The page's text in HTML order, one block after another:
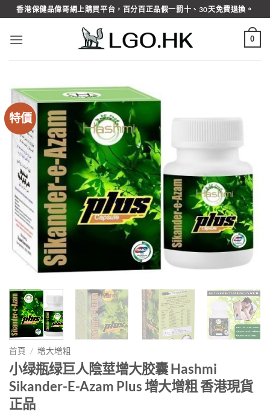
Skip
to
content
香港保健品偉哥網上購買平台，百分百正品假一罰十、30天免費退換。
0
特價
首頁 / 增大增粗
小绿瓶绿巨人陰莖增大胶囊 Hashmi
Sikander-E-Azam Plus 增大增粗 香港現貨
正品